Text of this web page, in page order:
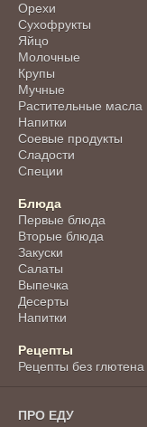
Орехи
Сухофрукты
Яйцо
Молочные
Крупы
Мучные
Растительные масла
Напитки
Соевые продукты
Сладости
Специи
Блюда
Первые блюда
Вторые блюда
Закуски
Салаты
Выпечка
Десерты
Напитки
Рецепты
Рецепты без глютена
ПРО ЕДУ